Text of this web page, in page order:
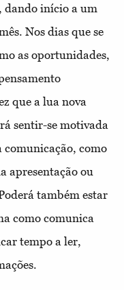
dando início a um
Nos dias que se
as oportunidades,
que a lua nova
sentir-se motivada
comunicação, como
apresentação ou
também estar
como comunica
tempo a ler,